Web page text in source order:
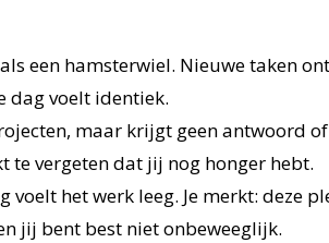
een hamsterwiel. Nieuwe taken
dag voelt identiek.
maar krijgt geen antwoord
te vergeten dat jij nog honger hebt.
het werk leeg. Je merkt: deze
jij bent best niet onbeweeglijk.